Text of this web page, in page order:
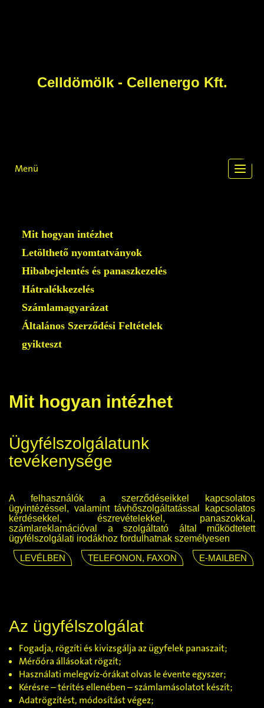
Celldömölk - Cellenergo Kft.
Menü
Mit hogyan intézhet
Letölthető nyomtatványok
Hibabejelentés és panaszkezelés
Hátralékkezelés
Számlamagyarázat
Általános Szerződési Feltételek
gyikteszt
Mit hogyan intézhet
Ügyfélszolgálatunk
tevékenysége
A felhasználók a szerződéseikkel kapcsolatos
ügyintézéssel, valamint távhőszolgáltatással kapcsolatos
kérdésekkel, észrevételekkel, panaszokkal,
számlareklamációval a szolgáltató által működtetett
ügyfélszolgálati irodákhoz fordulhatnak személyesen
LEVÉLBEN
TELEFONON, FAXON E-MAILBEN
Az ügyfélszolgálat
Fogadja, rögzíti és kivizsgálja az ügyfelek panaszait;
Mérőóra állásokat rögzít;
Használati melegvíz-órákat olvas le évente egyszer;
Kérésre – térítés ellenében – számlamásolatot készít;
Adatrögzítést, módosítást végez;